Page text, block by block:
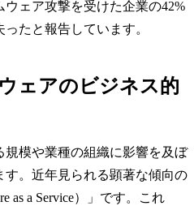
ェア攻撃を受けた企業の42%
たと報告しています。
ェアのビジネス的
模や業種の組織に影響を及ぼ
。近年見られる顕著な傾向の
as a Service）」です。これ